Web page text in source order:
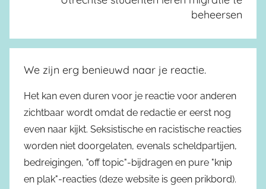
beheersen
We zijn erg benieuwd naar je reactie.
Het kan even duren voor je reactie voor anderen
zichtbaar wordt omdat de redactie er eerst nog
even naar kijkt. Seksistische en racistische reacties
worden niet doorgelaten, evenals scheldpartijen,
bedreigingen, "off topic"-bijdragen en pure "knip
en plak"-reacties (deze website is geen prikbord).